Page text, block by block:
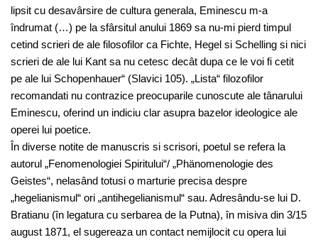
lipsit cu desavârsire de cultura generala, Eminescu m-a
îndrumat (…) pe la sfârsitul anului 1869 sa nu-mi pierd timpul
cetind scrieri de ale filosofilor ca Fichte, Hegel si Schelling si nici
scrieri de ale lui Kant sa nu cetesc decât dupa ce le voi fi cetit
pe ale lui Schopenhauer“ (Slavici 105). „Lista“ filozofilor
recomandati nu contrazice preocuparile cunoscute ale tânarului
Eminescu, oferind un indiciu clar asupra bazelor ideologice ale
operei lui poetice.
În diverse notite de manuscris si scrisori, poetul se refera la
autorul „Fenomenologiei Spiritului“/ „Phänomenologie des
Geistes“, nelasând totusi o marturie precisa despre
„hegelianismul“ ori „antihegelianismul“ sau. Adresându-se lui D.
Bratianu (în legatura cu serbarea de la Putna), în misiva din 3/15
august 1871, el sugereaza un contact nemijlocit cu opera lui